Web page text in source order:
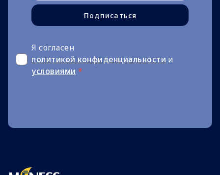
Подписаться
Я согласен
политикой конфиденциальности и
условиями *